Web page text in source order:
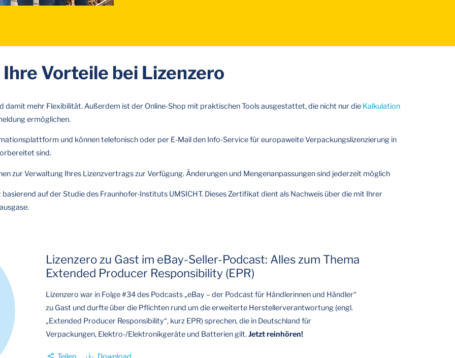
Ihre Vorteile bei Lizenzero
mehr Flexibilität. Außerdem ist der Online-Shop mit praktischen Tools ausgestattet, die nicht nur die Kalkulation
ermöglichen.
und können telefonisch oder per E-Mail den Info-Service für europaweite Verpackungslizenzierung in
sind.
zur Verwaltung Ihres Lizenzvertrags zur Verfügung. Änderungen und Mengenanpassungen sind jederzeit möglich
auf der Studie des Fraunhofer-Instituts UMSICHT. Dieses Zertifikat dient als Nachweis über die mit Ihrer
Lizenzero zu Gast im eBay-Seller-Podcast: Alles zum Thema
Extended Producer Responsibility (EPR)
Lizenzero war in Folge #34 des Podcasts „eBay – der Podcast für Händlerinnen und Händler“
zu Gast und durfte über die Pflichten rund um die erweiterte Herstellerverantwortung (engl.
„Extended Producer Responsibility“, kurz EPR) sprechen, die in Deutschland für
Verpackungen, Elektro-/Elektronikgeräte und Batterien gilt.Jetzt reinhören!